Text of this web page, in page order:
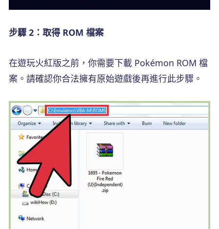
步驟 2：取得 ROM 檔案
在遊玩火紅版之前，你需要下載 Pokémon ROM 檔
案。請確認你合法擁有原始遊戲後再進行此步驟。